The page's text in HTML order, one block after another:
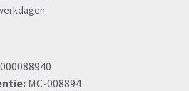
MC-008894